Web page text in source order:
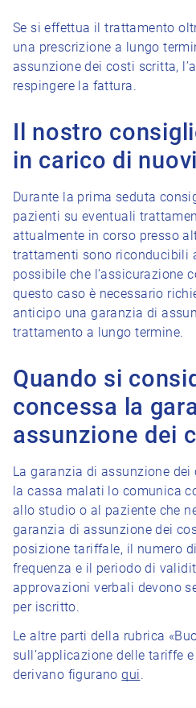
Se si effettua il trattamento
una prescrizione a lungo
assunzione dei costi scritta,
respingere la fattura.
Il nostro
in carico di
Durante la prima seduta
pazienti su eventuali
attualmente in corso presso
trattamenti sono riconducibili
possibile che l’assicurazione
questo caso è necessario
anticipo una garanzia di
trattamento a lungo termine.
Quando si
concessa la
assunzione dei
La garanzia di assunzione
la cassa malati lo comunica
allo studio o al paziente che
garanzia di assunzione dei
posizione tariffale, il numero
frequenza e il periodo di
approvazioni verbali devono
per iscritto.
Le altre parti della rubrica
sull’applicazione delle tariffe
derivano figuranoqui.